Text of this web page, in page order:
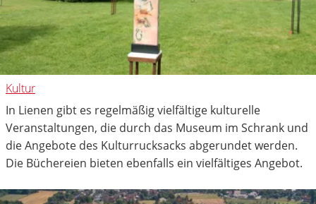
Kultur
In Lienen gibt es regelmäßig vielfältige kulturelle
Veranstaltungen, die durch das Museum im Schrank und
die Angebote des Kulturrucksacks abgerundet werden.
Die Büchereien bieten ebenfalls ein vielfältiges Angebot.